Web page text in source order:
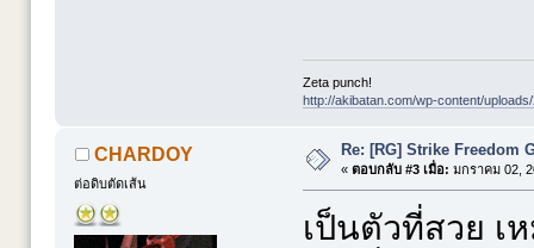
Zeta punch!
http://akibatan.com/wp-content/
CHARDOY
ต่อดิบตัดเส้น
Re: [RG] Strike Freedom
« ตอบกลับ #3 เมื่อ: มกราคม 02,
เป็นตัวที่สวย เ